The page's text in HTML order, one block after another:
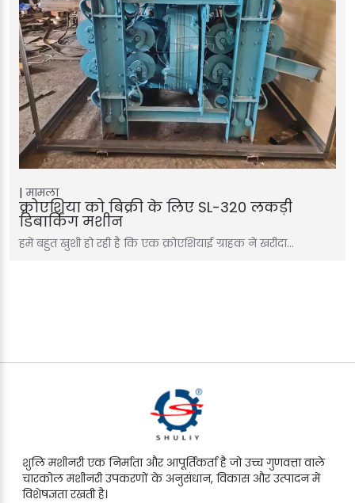
मामला
क्रोएशिया को बिक्री के लिए SL-320 लकड़ी
डिबार्किंग मशीन
हमें बहुत खुशी हो रही है कि एक क्रोएशियाई ग्राहक ने खरीदा…
शुलि मशीनरी एक निर्माता और आपूर्तिकर्ता है जो उच्च गुणवत्ता वाले
चारकोल मशीनरी उपकरणों के अनुसंधान, विकास और उत्पादन में
विशेषज्ञता रखती है।